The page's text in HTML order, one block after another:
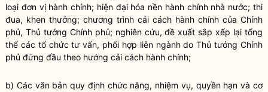
loại đơn vị hành chính; hiện đại hóa nền hành chính nhà nước; thi
đua, khen thưởng; chương trình cải cách hành chính của Chính
phủ, Thủ tướng Chính phủ; nghiên cứu, đề xuất sắp xếp lại tổng
thể các tổ chức tư vấn, phối hợp liên ngành do Thủ tướng Chính
phủ đứng đầu theo hướng cải cách hành chính;
b) Các văn bản quy định chức năng, nhiệm vụ, quyềnhạn và cơ